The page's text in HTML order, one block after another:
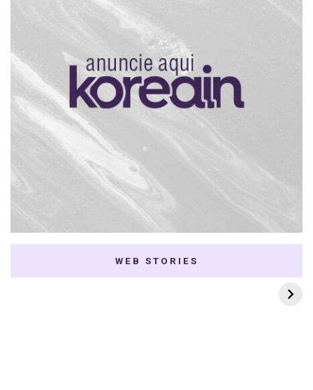
WEB STORIES
7 K-dramas Enemies
to Lovers
Thai Dramas com
First e Khaotung